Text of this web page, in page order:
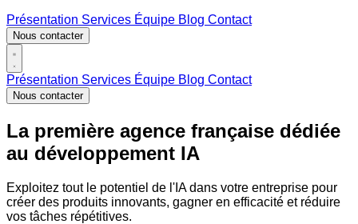
Présentation Services Équipe Blog Contact
Nous contacter
Présentation Services Équipe Blog Contact
Nous contacter
La première agence française dédiée
au développement IA
Exploitez tout le potentiel de l'IA dans votre entreprise pour
créer des produits innovants, gagner en efficacité et réduire
vos tâches répétitives.